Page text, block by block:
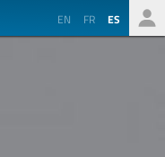
EN FR ES